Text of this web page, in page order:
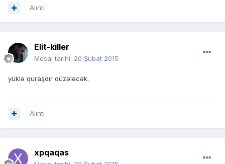
Alıntı
Elit-killer
Mesaj tarihi: 20 Şubat 2015
yüklə quraşdır düzələcək.
Alıntı
xpqaqas